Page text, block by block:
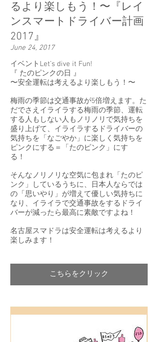
るより楽しもう！〜『レイ
ンスマートドライバー計画
2017』
June 24, 2017
イベントLet’s dive it Fun!
『 たのピンクの日 』
〜安全運転は考えるより楽しもう！〜
梅雨の季節は交通事故が5倍増えます。た
だでさえイライラする梅雨の季節、運転
する人もしない人もノリノリで気持ちを
盛り上げて、イライラするドライバーの
気持ちを「なごやか」に楽しく気持ちを
ピンクにする＝「たのピンク」にす
る！
そんなノリノリな空気に包まれ「たのピ
ンク」しているうちに、日本人ならでは
の「思いやり」が増えて優しい気持ちに
なり、イライラで交通事故をするドライ
バーが減ったら最高に素敵ですよね！
名古屋スマドラは安全運転は考えるより
楽しみます！
こちらをクリック